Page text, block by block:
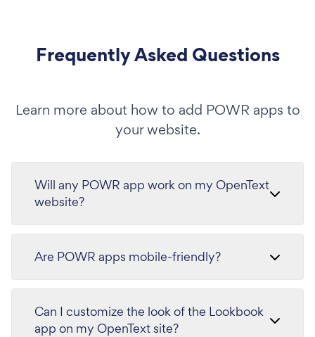
Frequently Asked Questions
Learn more about how to add POWR apps to
your website.
Will any POWR app work on my OpenText
website?
Are POWR apps mobile-friendly?
Can I customize the look of the Lookbook
app on my OpenText site?